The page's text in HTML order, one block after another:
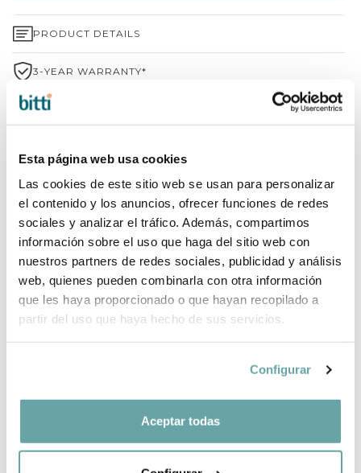
Esta página web usa cookies
Las cookies de este sitio web se usan para personalizar
el contenido y los anuncios, ofrecer funciones de redes
sociales y analizar el tráfico. Además, compartimos
información sobre el uso que haga del sitio web con
nuestros partners de redes sociales, publicidad y análisis
web, quienes pueden combinarla con otra información
que les haya proporcionado o que hayan recopilado a
partir del uso que haya hecho de sus servicios.
Configurar
Aceptar todas
PRODUCT DETAILS
3-YEAR WARRANTY*
SHIPPING AND RETURNS
BRAND INFORMATION
SHARE